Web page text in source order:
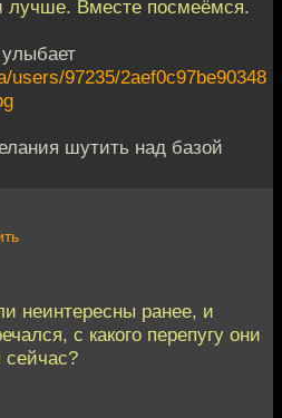
лучше. Вместе посмеёмся.
users/97235/2aef0c97be90348
шутить над базой
неинтересны ранее, и
с какого перепугу они
сейчас?